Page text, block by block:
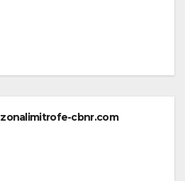
zonalimitrofe-cbnr.com